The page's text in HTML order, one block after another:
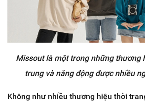
Missout là một trong những thương
trung và năng động được nhiều
Không như nhiều thương hiệu thời